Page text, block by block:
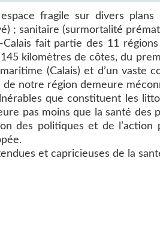
fragile sur divers plans
; sanitaire (surmortalité
Calais fait partie des 11
kilomètres de côtes, du
(Calais) et d’un vaste
notre région demeure
que constituent les
pas moins que la santé des
des politiques et de
et capricieuses de la